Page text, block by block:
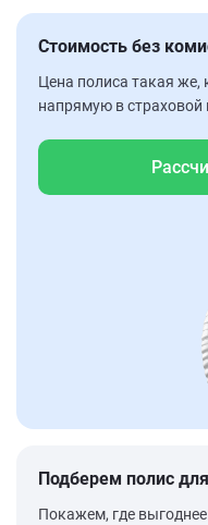
Стоимость без
Цена полиса такая
напрямую в страховой
Подберем полис
Покажем, где